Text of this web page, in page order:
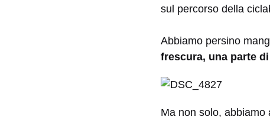
sul percorso della
Abbiamo persino
frescura, una parte
Ma non solo, abbiamo